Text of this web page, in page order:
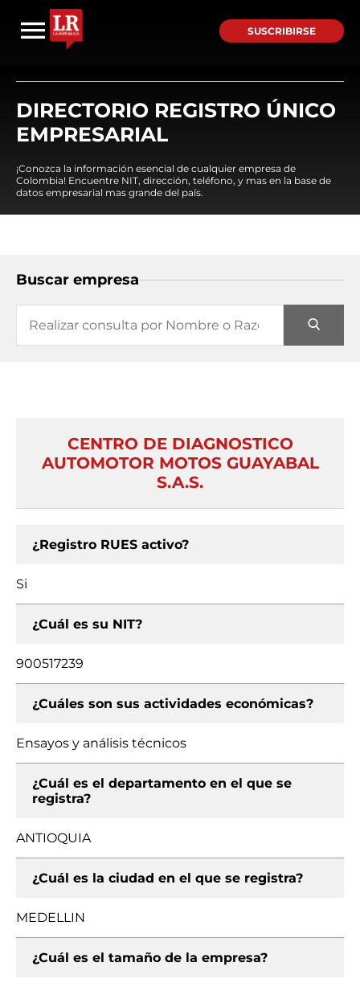
SUSCRIBIRSE
DIRECTORIO REGISTRO ÚNICO
EMPRESARIAL
¡Conozca la información esencial de cualquier empresa de
Colombia! Encuentre NIT, dirección, teléfono, y mas en la base de
datos empresarial mas grande del país.
Buscar empresa
CENTRO DE DIAGNOSTICO
AUTOMOTOR MOTOS GUAYABAL
S.A.S.
¿Registro RUES activo?
Si
¿Cuál es su NIT?
900517239
¿Cuáles son sus actividades económicas?
Ensayos y análisis técnicos
¿Cuál es el departamento en el que se
registra?
ANTIOQUIA
¿Cuál es la ciudad en el que se registra?
MEDELLIN
¿Cuál es el tamaño de la empresa?